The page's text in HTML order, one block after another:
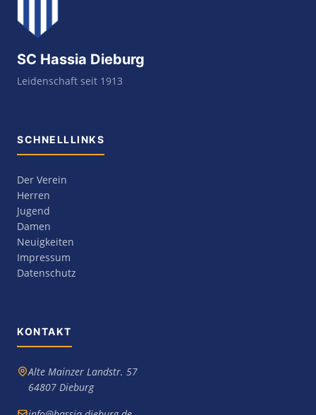
SC Hassia Dieburg
Leidenschaft seit 1913
SCHNELLLINKS
Der Verein
Herren
Jugend
Damen
Neuigkeiten
Impressum
Datenschutz
KONTAKT
Alte Mainzer Landstr. 57
64807 Dieburg